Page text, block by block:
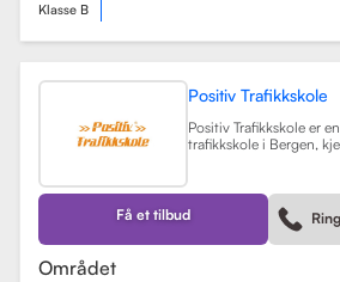
Klasse B
Positiv Trafikkskole
Positiv Trafikkskole er
trafikkskole i Bergen,
føreropplæring for
tilhenger og moped, og
spesialiserte kurs som
grunnkurs og
Få et tilbud
Området